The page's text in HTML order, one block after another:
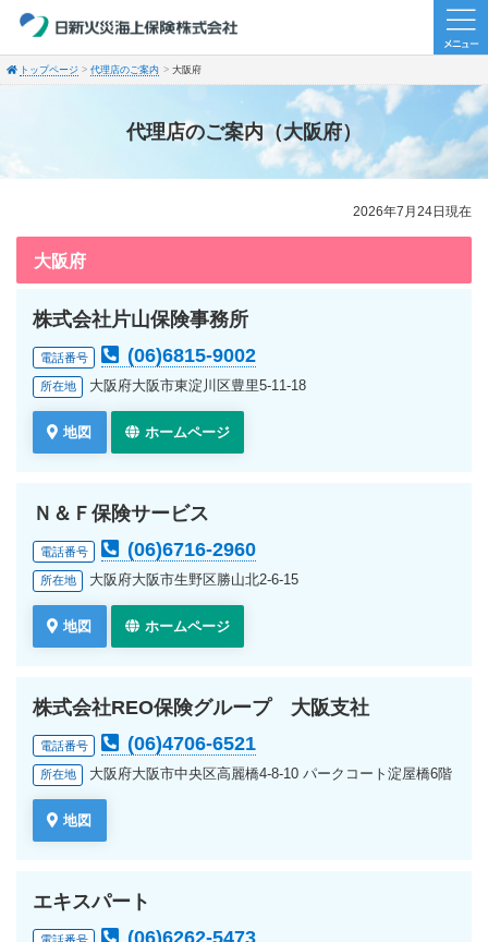
トップページ 代理店のご案内 大阪府
代理店のご案内（大阪府）
2026年7月24日現在
大阪府
株式会社片山保険事務所
電話番号 (06)6815-9002
所在地 大阪府大阪市東淀川区豊里5-11-18
地図 ホームページ
Ｎ＆Ｆ保険サービス
電話番号 (06)6716-2960
所在地 大阪府大阪市生野区勝山北2-6-15
地図 ホームページ
株式会社REO保険グループ 大阪支社
電話番号 (06)4706-6521
所在地 大阪府大阪市中央区高麗橋4-8-10 パークコート淀屋橋6階
地図
エキスパート
電話番号 (06)6262-5473